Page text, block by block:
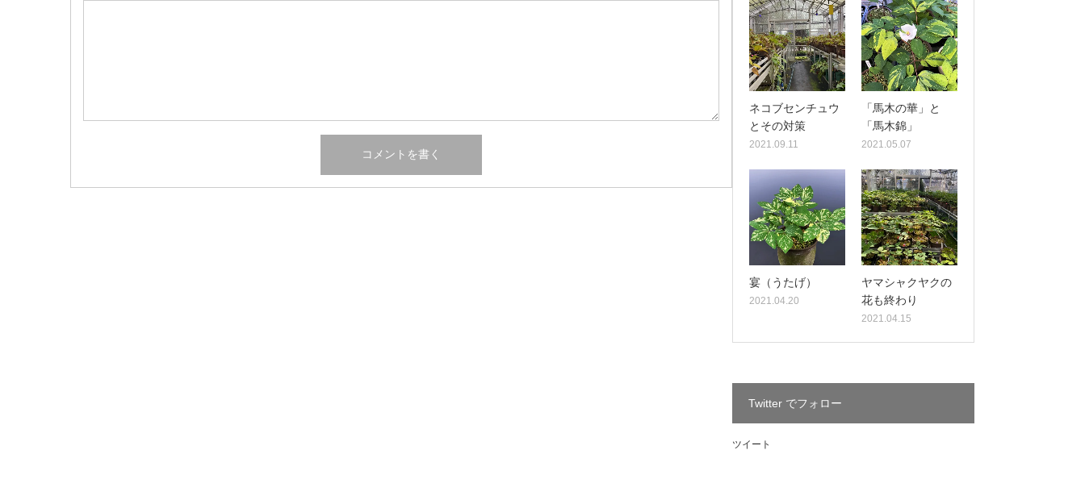
ネコブセンチュウ
とその対策
2021.09.11
「馬木の華」と
「馬木錦」
2021.05.07
宴（うたげ）
2021.04.20
ヤマシャクヤクの
花も終わり
2021.04.15
Twitter でフォロー
ツイート